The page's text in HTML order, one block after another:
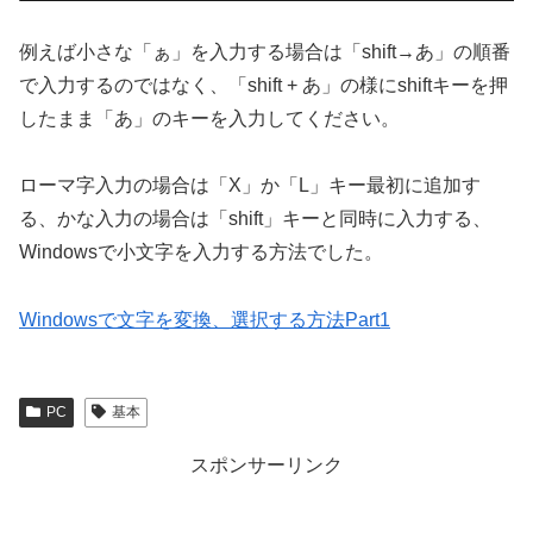
例えば小さな「ぁ」を入力する場合は「shift→あ」の順番
で入力するのではなく、「shift + あ」の様にshiftキーを押
したまま「あ」のキーを入力してください。
ローマ字入力の場合は「X」か「L」キー最初に追加す
る、かな入力の場合は「shift」キーと同時に入力する、
Windowsで小文字を入力する方法でした。
Windowsで文字を変換、選択する方法Part1
PC 基本
スポンサーリンク